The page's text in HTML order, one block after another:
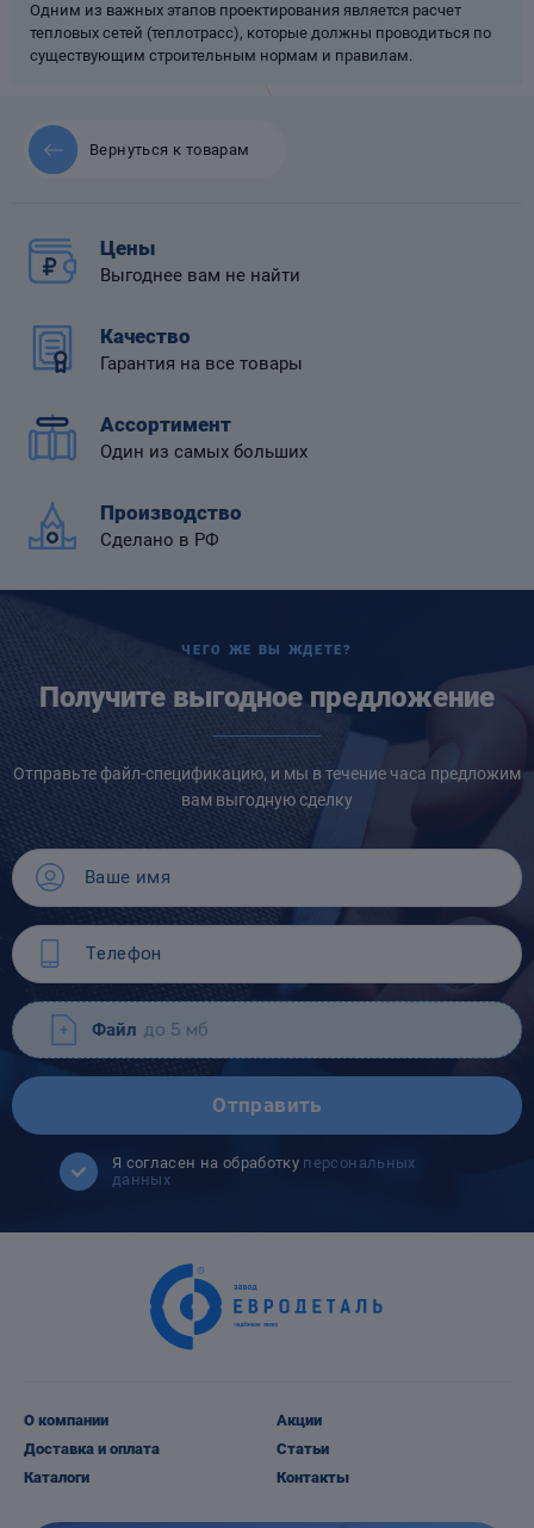
Одним из важных этапов проектирования является расчет
тепловых сетей (теплотрасс), которые должны проводиться по
существующим строительным нормам и правилам.
Вернуться к товарам
Цены
Выгоднее вам не найти
Качество
Гарантия на все товары
Ассортимент
Один из самых больших
Производство
Сделано в РФ
ЧЕГО ЖЕ ВЫ ЖДЕТЕ?
Получите выгодное предложение
Отправьте файл-спецификацию, и мы в течение часа предложим
вам выгодную сделку
Файл до 5 мб
Отправить
Я согласен на обработку персональных
данных
О компании
Доставка и оплата
Каталоги
Акции
Статьи
Контакты
Компенсаторы